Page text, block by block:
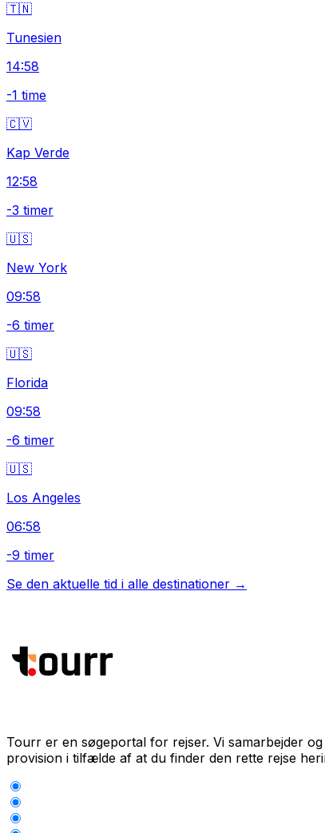
🇹🇳
Tunesien
14:58
-1 time
🇨🇻
Kap Verde
12:58
-3 timer
🇺🇸
New York
09:58
-6 timer
🇺🇸
Florida
09:58
-6 timer
🇺🇸
Los Angeles
06:58
-9 timer
Se den aktuelle tid i alle destinationer →
Tourr er en søgeportal for rejser. Vi samarbejder
provision i tilfælde af at du finder den rette rejse